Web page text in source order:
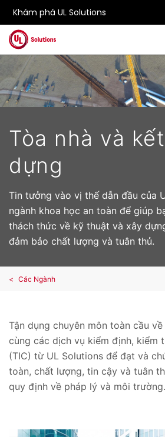
Khám phá UL Solutions
Skip to main content
Tòa nhà và
dựng
Tin tưởng vào vị thế dẫn đầu của
ngành khoa học an toàn để giúp
thách thức về kỹ thuật và xây
đảm bảo chất lượng và tuân thủ.
Các Ngành
Tận dụng chuyên môn toàn cầu
cùng các dịch vụ kiểm định, kiểm
(TIC) từ UL Solutions để đạt và
toàn, chất lượng, tin cậy và tuân
quy định về pháp lý và môi trường.